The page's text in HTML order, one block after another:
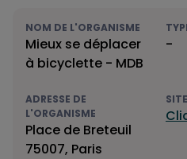
NOM DE L'ORGANISME
Mieux se déplacer
à bicyclette - MDB
-
ADRESSE DE
L'ORGANISME
Place de Breteuil
75007, Paris